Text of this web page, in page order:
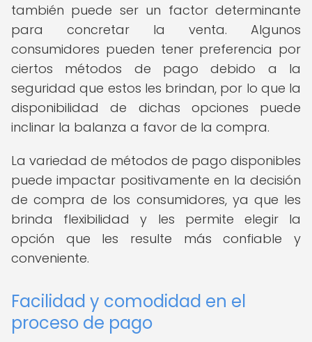
también puede ser un factor determinante
para concretar la venta. Algunos
consumidores pueden tener preferencia por
ciertos métodos de pago debido a la
seguridad que estos les brindan, por lo que la
disponibilidad de dichas opciones puede
inclinar la balanza a favor de la compra.
La variedad de métodos de pago disponibles
puede impactar positivamente en la decisión
de compra de los consumidores, ya que les
brinda flexibilidad y les permite elegir la
opción que les resulte más confiable y
conveniente.
Facilidad y comodidad en el
proceso de pago